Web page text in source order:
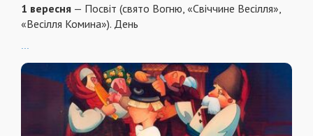
1 вересня — Посвіт (свято Вогню, «Свіччине Весілля»,
«Весілля Комина»). День